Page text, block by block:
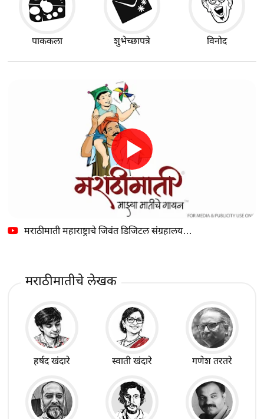
पाककला शुभेच्छापत्रे विनोद
मराठीमाती महाराष्ट्राचे जिवंत डिजिटल संग्रहालय…
मराठीमातीचे लेखक
हर्षद खंदारे स्वाती खंदारे गणेश तरतरे